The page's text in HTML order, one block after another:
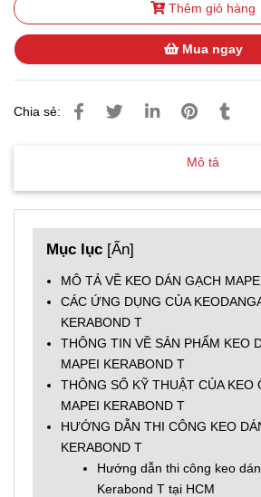
Thêm giỏ hàng
Mua ngay
Chia sẻ:
Mô tả
Mục lục [Ẩn]
MÔ TẢ VỀ KEO DÁN GẠCH
CÁC ỨNG DỤNG CỦA
KERABOND T
THÔNG TIN VỀ SẢN PHẨM KEO
MAPEI KERABOND T
THÔNG SỐ KỸ THUẬT CỦA KEO
MAPEI KERABOND T
HƯỚNG DẪN THI CÔNG KEO
KERABOND T
Hướng dẫn thi công keo
Kerabond T tại HCM